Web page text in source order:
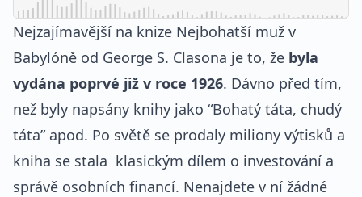
Nejzajímavější na knize Nejbohatší muž v
Babylóně od George S. Clasona je to, že byla
vydána poprvé již v roce 1926. Dávno před tím,
než byly napsány knihy jako “Bohatý táta, chudý
táta” apod. Po světě se prodaly miliony výtisků a
kniha se stala klasickým dílem o investování a
správě osobních financí. Nenajdete v ní žádné